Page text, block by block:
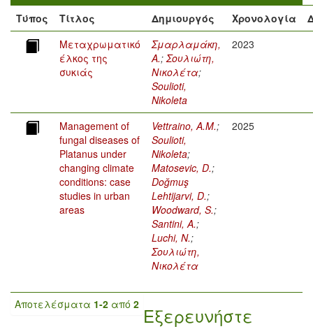
Τύπος
Τίτλος Δημιουργός Χρονολογία
Μεταχρωματικό
έλκος της
συκιάς
Σμαρλαμάκη,
Α.; Σουλιώτη,
Νικολέτα;
Soulioti,
Nikoleta
2023
Management of
fungal diseases of
Platanus under
changing climate
conditions: case
studies in urban
areas
Vettraino, A.M.;
Soulioti,
Nikoleta;
Matosevic, D.;
Doğmuş
Lehtijarvi, D.;
Woodward, S.;
Santini, A.;
Luchi, N.;
Σουλιώτη,
Νικολέτα
2025
Αποτελέσματα 1-2 από 2 Εξερευνήστε